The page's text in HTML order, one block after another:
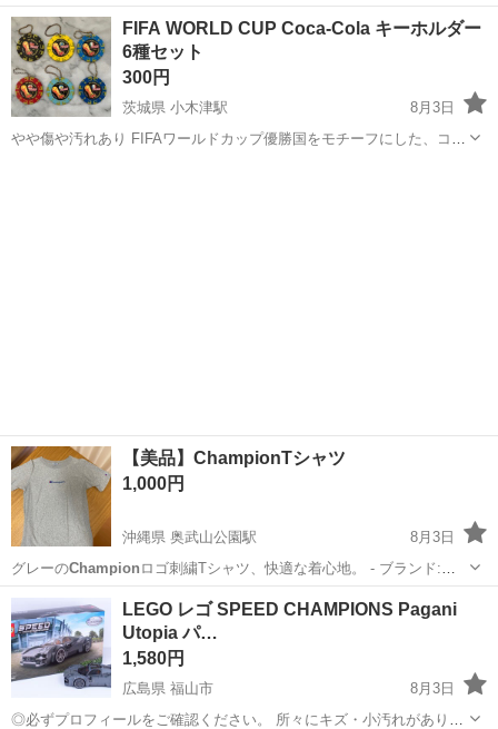
65cm ・肩幅51cm ・身幅57cm ・袖丈61cm 内側に少し毛玉が目立ち
ます。
広島 福山市 福山駅 トレーナー
FIFA WORLD CUP Coca-Cola キーホルダー
6種セット
300円
茨城県 小木津駅
8月3日
やや傷や汚れあり FIFAワールドカップ優勝国をモチーフにした、コ
【美品】ChampionTシャツ
1,000円
沖縄県 奥武山公園駅
8月3日
グレーのChampion
ロゴ刺繍Tシャツ、快適な着心地。 - ブランド:
Champion- 色: グレー - デザイン: ロゴ刺繍 - 袖: 半袖 サイズ表示な
しで不明 着丈-正面62後ろ65センチ
沖縄 奥武山公園駅
LEGO レゴ SPEED CHAMPIONS Pagani
Utopia パ…
1,580円
広島県 福山市
8月3日
◎必ずプロフィールをご確認ください。 所々にキズ・小汚れがありま